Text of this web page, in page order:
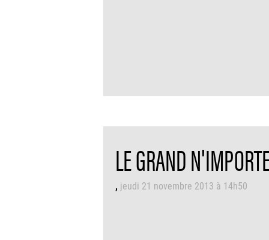
LE GRAND
jeudi 21 novembre 2013 à 14h50